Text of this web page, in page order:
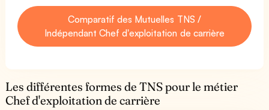
Comparatif des Mutuelles TNS /
Indépendant Chef d'exploitation de carrière
Les différentes formes de TNS pour le métier
Chef d'exploitation de carrière